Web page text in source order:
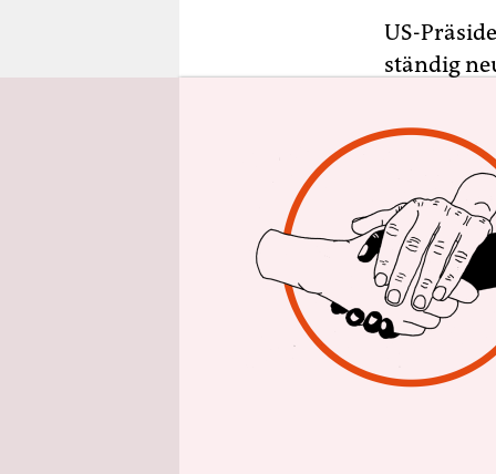
US-
ständig
Gegnern
gegen
Von der
arbeiten
Wochen
US-